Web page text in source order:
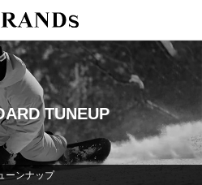
TUNEUP
ーンナップ